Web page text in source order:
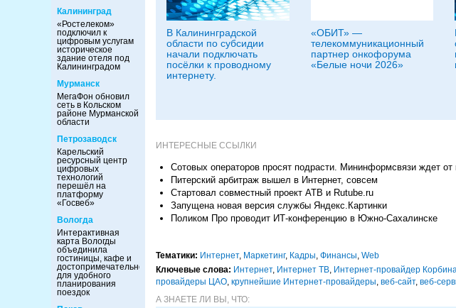
Калининград
«Ростелеком»
подключил к
цифровым услугам
историческое
здание отеля под
Калининградом
Мурманск
МегаФон обновил
сеть в Кольском
районе Мурманской
области
Петрозаводск
Карельский
ресурсный центр
цифровых
технологий
перешёл на
платформу
«Госвеб»
Вологда
Интерактивная
карта Вологды
объединила
гостиницы, кафе и
достопримечательности
для удобного
планирования
поездок
В Калининградской
области по субсидии
начали подключать
посёлки к проводному
интернету.
«ОБИТ» —
телекоммуникационный
партнер онкофорума
«Белые ночи 2026»
ИНТЕРЕСНЫЕ ССЫЛКИ
Сотовых операторов просят подрасти. Мининформсвязи ждет
Питерский арбитраж вышел в Интернет, совсем
Стартовал совместный проект АТВ и Rutube.ru
Запущена новая версия службы Яндекс.Картинки
Поликом Про проводит ИТ-конференцию в Южно-Сахалинске
Тематики: Интернет, Маркетинг, Кадры, Финансы, Web
Ключевые слова: Интернет, Интернет ТВ, Интернет-провайдер
провайдеры ЦАО, крупнейшие Интернет-провайдеры, веб-сайт, веб-
А ЗНАЕТЕ ЛИ ВЫ, ЧТО: